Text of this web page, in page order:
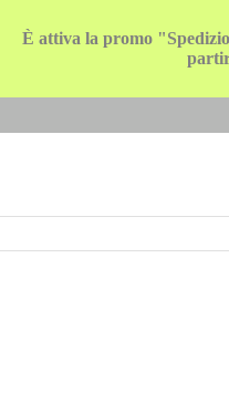
È attiva la promo